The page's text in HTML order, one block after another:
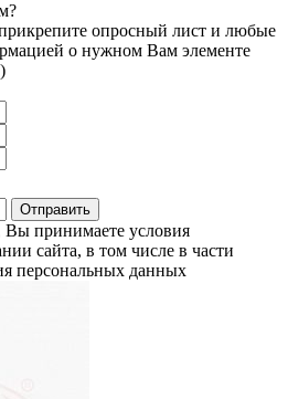
опросный лист и любые
о нужном Вам элементе
Отправить
принимаете условия
сайта, в том числе в части
персональных данных